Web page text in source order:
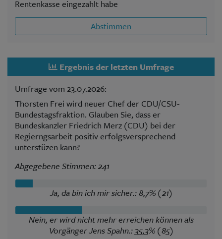
Rentenkasse eingezahlt habe
Abstimmen
Ergebnis der letzten Umfrage
Umfrage vom 23.07.2026:
Thorsten Frei wird neuer Chef der CDU/CSU-
Bundestagsfraktion. Glauben Sie, dass er
Bundeskanzler Friedrich Merz (CDU) bei der
Regierngsarbeit positiv erfolgsversprechend
unterstüzen kann?
Abgegebene Stimmen: 241
Ja, da bin ich mir sicher.: 8,7% (21)
Nein, er wird nicht mehr erreichen können als
Vorgänger Jens Spahn.: 35,3% (85)